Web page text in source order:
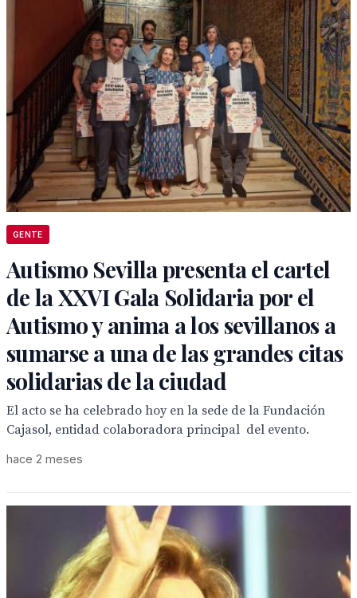
GENTE
Autismo Sevilla presenta el cartel
de la XXVI Gala Solidaria por el
Autismo y anima a los sevillanos a
sumarse a una de las grandes citas
solidarias de la ciudad
El acto se ha celebrado hoy en la sede de la Fundación
Cajasol, entidad colaboradora principal del evento.
hace 2 meses